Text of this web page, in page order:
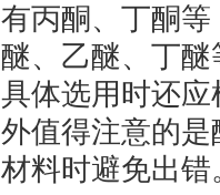
有丙酮、丁酮
醚、乙醚、丁
具体选用时还
外值得注意的
材料时避免出错